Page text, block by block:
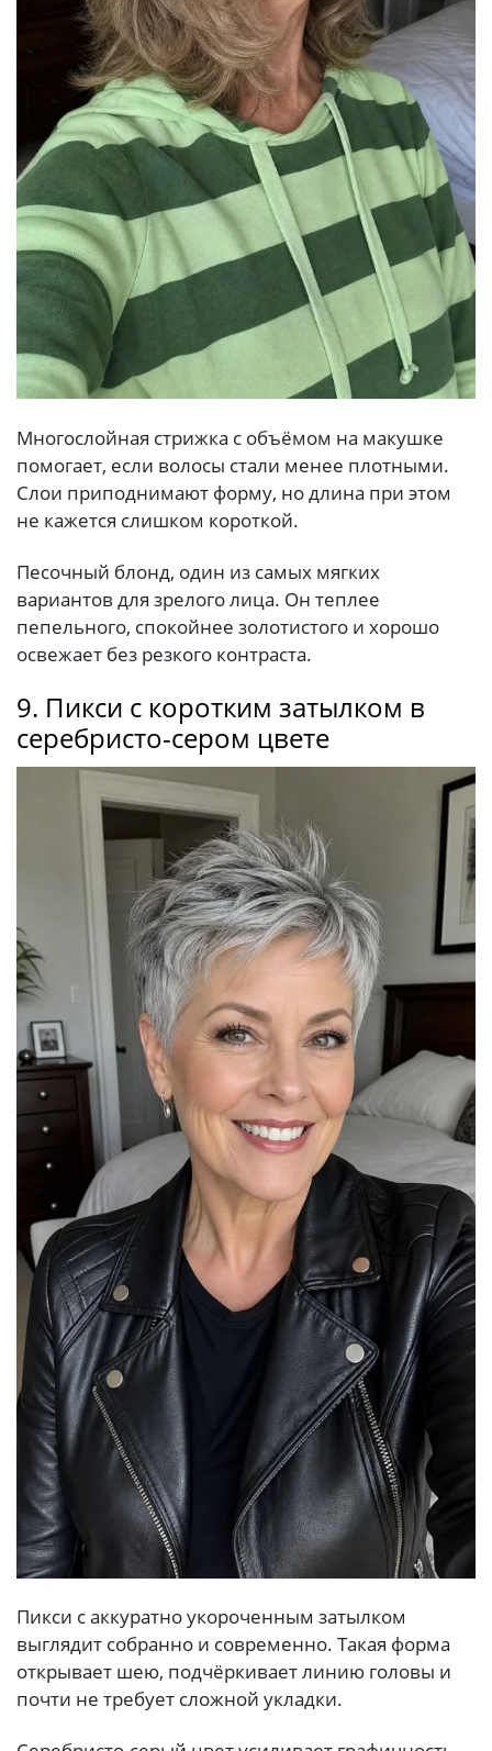
Многослойная стрижка с объёмом на макушке
помогает, если волосы стали менее плотными.
Слои приподнимают форму, но длина при этом
не кажется слишком короткой.
Песочный блонд, один из самых мягких
вариантов для зрелого лица. Он теплее
пепельного, спокойнее золотистого и хорошо
освежает без резкого контраста.
9. Пикси с коротким затылком в
серебристо-сером цвете
Пикси с аккуратно укороченным затылком
выглядит собранно и современно. Такая форма
открывает шею, подчёркивает линию головы и
почти не требует сложной укладки.